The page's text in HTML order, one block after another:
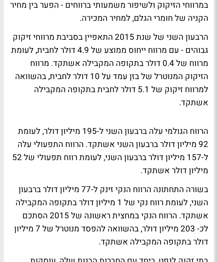
במרווחי הזיקוק ולשיפור משמעותי ברווחים - הפער בין מחיר
הקניה של חומרי הגלם, למחיר המכירה.
הרבעון השני של שנת 2015 התאפיין בסביבת מרווחי זיקוק
גבוהים - עם מרווח ייחוס ממוצע של 4.9 דולר לחבית, לעומת
מרווח של 0.4 דולר בתקופה המקבילה אשתקד. מרווח
הזיקוק המנוטרל של בזן עמד על 10 דולר לחבית, בהשוואה
למרווח זיקוק של 5.1 דולר לחבית בתקופה המקבילה
אשתקד.
הרווח הגולמי עלה ברבעון השני ל-195 מיליון דולר, לעומת
92 מיליון דולר ברבעון השני אשתקד. הרווח התפעולי עלה
ל-157 מיליון דולר ברבעון השני, לעומת רווח תפעולי של 52
מיליון דולר אשתקד.
בשורה התחתונה הרווח הנקי זינק ל-77 מיליון דולר ברבעון
השני, לעומת רווח נקי של 1 מיליון דולר בתקופה המקבילה
אשתקד. הרווח הנקי במחצית ראשונה של 2015 הסתכם
לכ- 203 מיליון דולר, בהשוואה להפסד מנוטרל של 7 מיליון
דולר בתקופה המקבילה אשתקד.